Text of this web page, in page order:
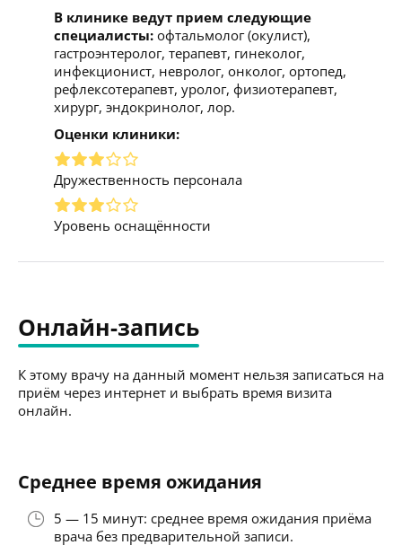
В клинике ведут прием следующие
специалисты: офтальмолог (окулист),
гастроэнтеролог, терапевт, гинеколог,
инфекционист, невролог, онколог, ортопед,
рефлексотерапевт, уролог, физиотерапевт,
хирург, эндокринолог, лор.
Оценки клиники:
Дружественность персонала
Уровень оснащённости
Онлайн-запись
К этому врачу на данный момент нельзя записаться на
приём через интернет и выбрать время визита
онлайн.
Среднее время ожидания
5 — 15 минут: среднее время ожидания приёма
врача без предварительной записи.